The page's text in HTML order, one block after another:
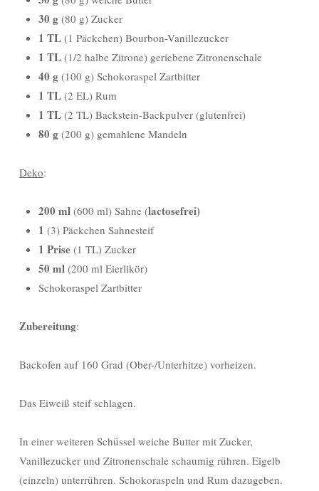
30 g (80 g) Zucker
1 TL (1 Päckchen) Bourbon-Vanillezucker
1 TL (1/2 halbe Zitrone) geriebene Zitronenschale
40 g (100 g) Schokoraspel Zartbitter
1 TL (2 EL) Rum
1 TL (2 TL) Backstein-Backpulver (glutenfrei)
80 g (200 g) gemahlene Mandeln
Deko:
200 ml (600 ml) Sahne (lactosefrei)
1 (3) Päckchen Sahnesteif
1 Prise (1 TL) Zucker
50 ml (200 ml Eierlikör)
Schokoraspel Zartbitter
Zubereitung:
Backofen auf 160 Grad (Ober-/Unterhitze) vorheizen.
Das Eiweiß steif schlagen.
In einer weiteren Schüssel weiche Butter mit Zucker,
Vanillezucker und Zitronenschale schaumig rühren. Eigelb
(einzeln) unterrühren. Schokoraspeln und Rum dazugeben.